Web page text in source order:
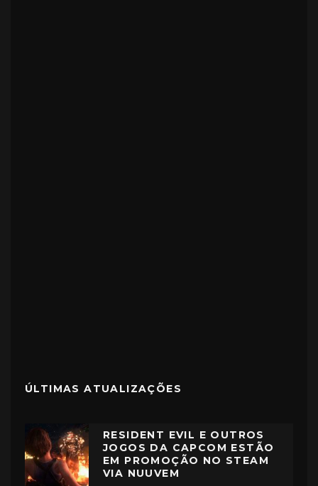
ÚLTIMAS ATUALIZAÇÕES
RESIDENT EVIL E OUTROS
JOGOS DA CAPCOM ESTÃO
EM PROMOÇÃO NO STEAM
VIA NUUVEM